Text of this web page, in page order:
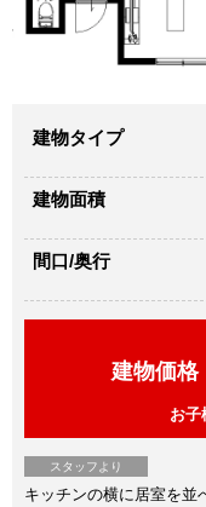
建物タイプ
建物面積
間口/奥行
建物価格
お子
スタッフより
キッチンの横に居室を並